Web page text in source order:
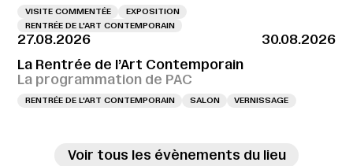
VISITE COMMENTÉE
EXPOSITION
RENTRÉE DE L'ART CONTEMPORAIN
27.08.2026
30.08.2026
La Rentrée de l’Art Contemporain
La programmation de PAC
RENTRÉE DE L'ART CONTEMPORAIN SALON VERNISSAGE
Voir tous les évènements du lieu